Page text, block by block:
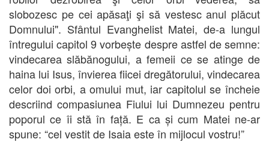
slobozesc pe cei apăsaţi şi să vestesc anul plăcut
Domnului". Sfântul Evanghelist Matei, de-a lungul
întregului capitol 9 vorbește despre astfel de semne:
vindecarea slăbănogului, a femeii ce se atinge de
haina lui Isus, învierea fiicei dregătorului, vindecarea
celor doi orbi, a omului mut, iar capitolul se încheie
descriind compasiunea Fiului lui Dumnezeu pentru
poporul ce îi stă în față. E ca și cum Matei ne-ar
spune: “cel vestit de Isaia este în mijlocul vostru!”